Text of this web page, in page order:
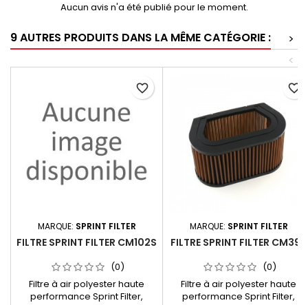
Aucun avis n'a été publié pour le moment.
9 AUTRES PRODUITS DANS LA MÊME CATÉGORIE :
>
<
MARQUE: SPRINT FILTER
FILTRE SPRINT FILTER CM102S
(0)
Filtre à air polyester haute
performance Sprint Filter,
favorite_border
MARQUE: SPRINT FILTER
FILTRE SPRINT FILTER CM39S
(0)
Filtre à air polyester haute
performance Sprint Filter,
favorite_border